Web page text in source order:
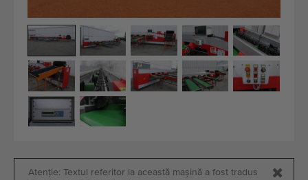
Din 1977
Atenție: Textul referitor la această mașină a fost tradus